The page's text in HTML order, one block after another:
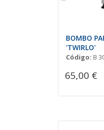
BOMBO
'TWIRLO'
Código: B
65,00 €